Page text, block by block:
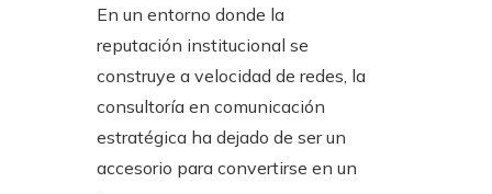
En un entorno donde la
reputación institucional se
construye a velocidad de redes, la
consultoría en comunicación
estratégica ha dejado de ser un
accesorio para convertirse en un